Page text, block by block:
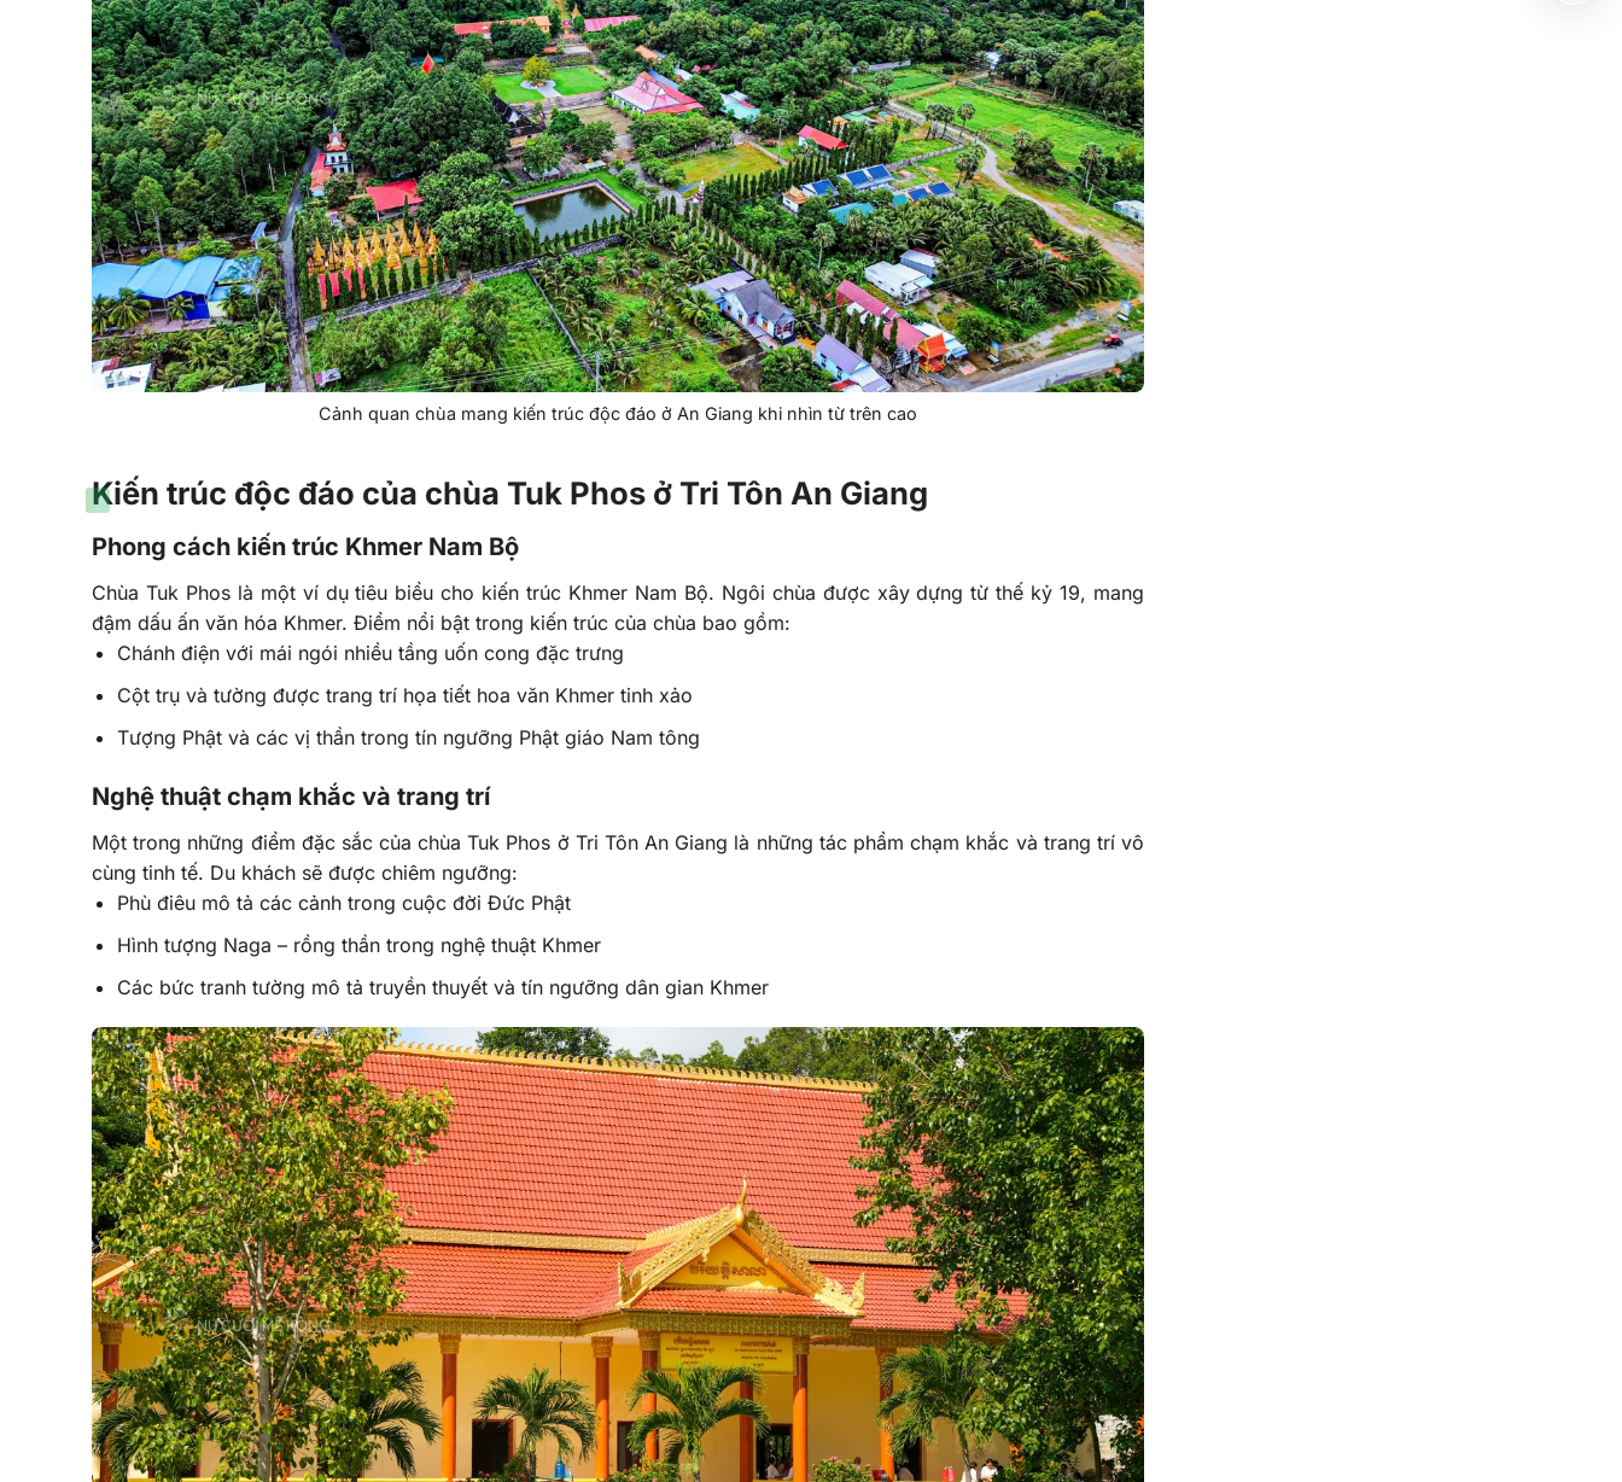
Cảnh quan chùa mang kiến trúc độc đáo ở An Giang khi nhìn từ trên cao
Kiến trúc độc đáo của chùa Tuk Phos ở Tri Tôn An Giang
Phong cách kiến trúc Khmer Nam Bộ
Chùa Tuk Phos là một ví dụ tiêu biểu cho kiến trúc Khmer Nam Bộ. Ngôi chùa được xây dựng từ thế kỷ 19, mang
đậm dấu ấn văn hóa Khmer. Điểm nổi bật trong kiến trúc của chùa bao gồm:
Chánh điện với mái ngói nhiều tầng uốn cong đặc trưng
Cột trụ và tường được trang trí họa tiết hoa văn Khmer tinh xảo
Tượng Phật và các vị thần trong tín ngưỡng Phật giáo Nam tông
Nghệ thuật chạm khắc và trang trí
Một trong những điểm đặc sắc của chùa Tuk Phos ở Tri Tôn An Giang là những tác phẩm chạm khắc và trang trí vô
cùng tinh tế. Du khách sẽ được chiêm ngưỡng:
Phù điêu mô tả các cảnh trong cuộc đời Đức Phật
Hình tượng Naga – rồng thần trong nghệ thuật Khmer
Các bức tranh tường mô tả truyền thuyết và tín ngưỡng dân gian Khmer